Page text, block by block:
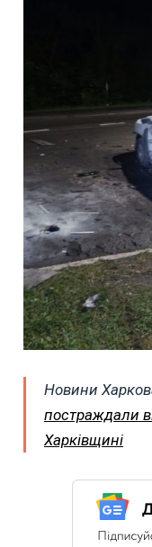
Новини
постраждали
Харківщині